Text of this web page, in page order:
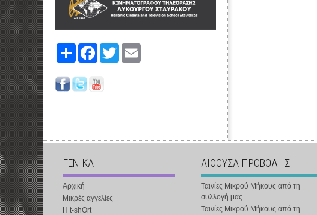
Share FacebookTwitter
ΓΕΝΙΚΑ
Αρχική
Μικρές αγγελίες
Η t-shOrt
ΑΙΘΟΥΣΑ ΠΡΟΒΟΛΗΣ
Ταινίες Μικρού Μήκους από τη
συλλογή μας
Ταινίες Μικρού Μήκους από τη